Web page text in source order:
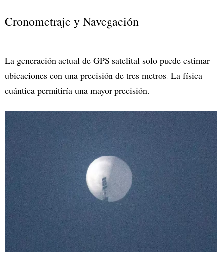
Cronometraje y Navegación
La generación actual de GPS satelital solo puede estimar
ubicaciones con una precisión de tres metros. La física
cuántica permitiría una mayor precisión.